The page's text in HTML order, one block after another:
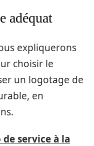
adéquat
expliquerons
choisir le
un logotage de
en
service à la